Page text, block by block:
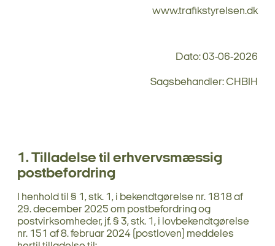
www.trafikstyrelsen.dk
Dato: 03-06-2026
Sagsbehandler: CHBIH
1. Tilladelse til erhvervsmæssig
postbefordring
I henhold til § 1, stk. 1, i bekendtgørelse nr. 1818 af
29. december 2025 om postbefordring og
postvirksomheder, jf. § 3, stk. 1, i lovbekendtgørelse
nr. 151 af 8. februar 2024 (postloven) meddeles